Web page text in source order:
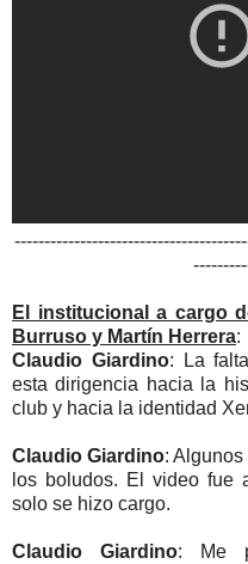
El institucional a cargo
Burruso y Martín Herrera:
Claudio Giardino: La
esta dirigencia hacia la
club y hacia la identidad
Claudio Giardino:
los boludos. El video fue
solo se hizo cargo.
Claudio Giardino: Me